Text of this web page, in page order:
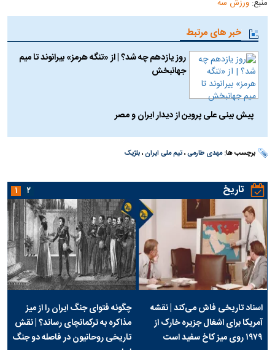
منبع:ورزش سه
خبر های مرتبط
روز یازدهم چه شد؟ | از «تنگه هرمز» بیرانوند تا میم
جهانبخش
پیش بینی علی پروین از دیدار ایران و مصر
برچسب ها:مهدی طارمی،تیم ملی ایران،بلژیک
تاریخ
اسناد تاریخی فاش می‌کند | نقشه
آمریکا برای اشغال جزیره خارک از
۱۹۷۹ روی میز کاخ سفید است
چگونه فتوای جنگ ایران را از میز
مذاکره به ترکمانچای رساند؟ | نقش
تاریخی روحانیون در فاصله دو جنگ
۱ ۲